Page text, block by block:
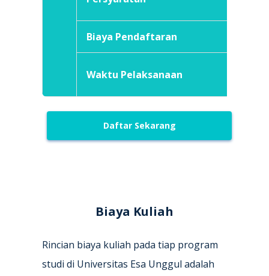
Biaya Pendaftaran
Waktu Pelaksanaan
Daftar Sekarang
Biaya Kuliah
Rincian biaya kuliah pada tiap program
studi di Universitas Esa Unggul adalah